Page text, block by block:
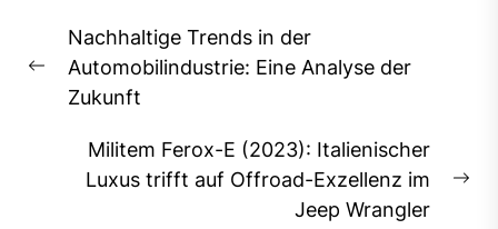
Previous
post:
Nachhaltige Trends in der
Automobilindustrie: Eine Analyse der
Zukunft
Militem Ferox-E (2023): Italienischer
Luxus trifft auf Offroad-Exzellenz im
Jeep Wrangler